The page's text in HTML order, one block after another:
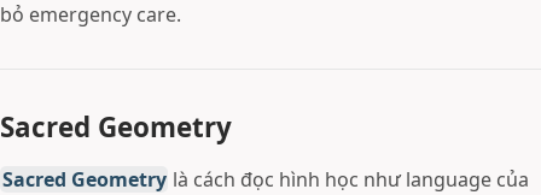
bỏ emergency care.
Sacred Geometry
Sacred Geometry là cách đọc hình học như language của